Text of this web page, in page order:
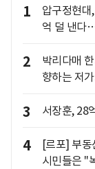
1
압구정현
억 덜 낸다
2
박리다매
향하는 저가
3 서장훈, 28
4
[르포] 부
시민들은 "